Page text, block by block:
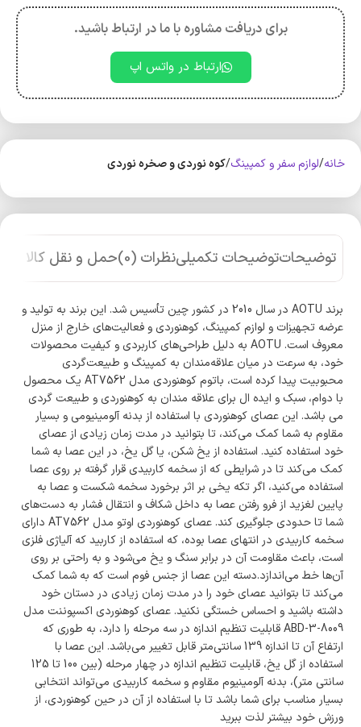
برای دریافت مشاوره با ما در ارتباط باشید.
ارتباط در واتس اپ
خانه لوازم سفر و کمپینگ کوه‌ نوردی و صخره نوردی
توضیحاتتوضیحات تکمیلینظرات (0) حمل و نقل کالا
برند AOTU در سال 2010 در کشور چین تأسیس شد. این برند به تولید و
عرضه تجهیزات و لوازم کمپینگ، کوهنوردی و فعالیت‌های خارج از منزل
معروف است. AOTU به دلیل طراحی‌های کاربردی و کیفیت محصولات
خود، به سرعت در میان علاقه‌مندان به کمپینگ و طبیعت‌گردی
محبوبیت پیدا کرده است، باتوم کوهنوردی مدل AT7562 یک محصول
با دوام، سبک و ایده ال برای علاقه مندان به کوهنوردی و طبیعت گردی
می باشد. این عصای کوهنوردی با استفاده از بدنه آلومینیومی و بسیار
مقاوم به شما کمک می‌کند، تا بتوانید در مدت زمان زیادی از عصای
خود استفاده کنید. استفاده از یخ شکن، یا گل یخ، در این عصا به شما
کمک می‌کند تا در شرایطی که از سخمه کاربیدی قرار گرفته بر روی عصا
استفاده می‌کنید، اگر تکه یخی بر اثر برخورد سخمه شکست و عصا به
پایین لغزید از فرو رفتن عصا به داخل شکاف و انتقال فشار به دست‌های
شما تا حدودی جلوگیری کند. عصای کوهنوردی اوتو مدل AT7562 دارای
سخمه کاربیدی در انتهای عصا بوده، که استفاده از کاربید که آلیاژی فلزی
است، باعث مقاومت آن در برابر سنگ و یخ می‌شود و به راحتی بر روی
آن‌ها خط می‌اندازد.دسته این عصا از جنس فوم است که به شما کمک
می‌کند تا بتوانید عصای خود را در مدت زمان زیادی در دستان خود
داشته باشید و احساس خستگی نکنید. عصای کوهنوردی اکسپوننت مدل
ABD-3-8009 قابلیت تنظیم اندازه در سه مرحله را دارد، به طوری که
ارتفاع آن تا اندازه 139 سانتی‌متر قابل تغییر می‌باشد. این عصا با
استفاده از گل یخ، قابلیت تنظیم اندازه در چهار مرحله (بین 100 تا 125
سانتی متر)، بدنه آلومینیوم مقاوم و سخمه کاربیدی می‌تواند انتخابی
بسیار مناسب برای شما باشد تا با استفاده از آن در حین کوهنوردی، از
ورزش خود بیشتر لذت ببرید